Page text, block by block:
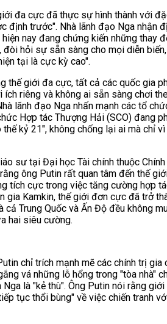
đa cực đã thực sự hình thành với
định trước". Nhà lãnh đạo Nga nhận
nay đang chứng kiến những thay
đòi hỏi sự sẵn sàng cho mọi diễn
tại là cực kỳ cao".
thế giới đa cực, tất cả các quốc gia
ích riêng và không ai sẵn sàng chơi
lãnh đạo Nga nhấn mạnh các tổ
Hợp tác Thượng Hải (SCO) đang
kỷ 21", không chống lại ai mà chỉ
sư tại Đại học Tài chính thuộc
ông Putin rất quan tâm đến thế
tích cực trong việc tăng cường hợp
gia Kamkin, thế giới đơn cực đã trở
cả Trung Quốc và Ấn Độ đều không
hai siêu cường.
chỉ trích mạnh mẽ các chính trị gia
vá những lỗ hổng trong "tòa nhà"
là "kẻ thù". Ông Putin nói rằng giới
tục thổi bùng" về việc chiến tranh